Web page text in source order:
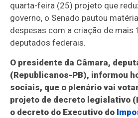
quarta-feira (25) projeto que
governo, o Senado pautou
despesas com a criação de mais
deputados federais.
O presidente da Câmara,
(Republicanos-PB), informou
sociais, que o plenário vai
projeto de decreto legislativo
o decreto do Executivo do